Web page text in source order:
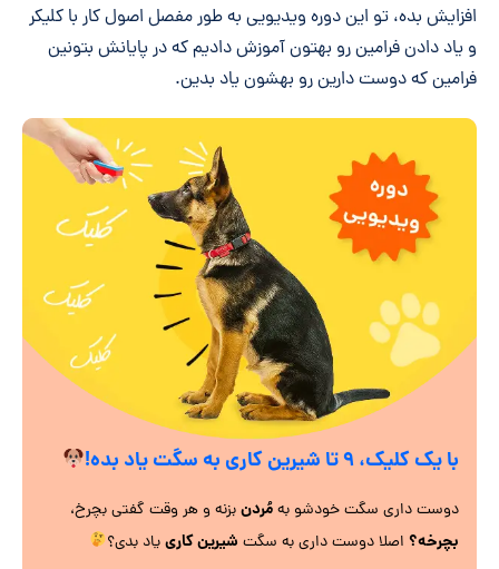
افزایش بده، تو این دوره ویدیویی به طور مفصل اصول کار با کلیکر
و یاد دادن فرامین رو بهتون آموزش دادیم که در پایانش بتونین
فرامین که دوست دارین رو بهشون یاد بدین.
با یک کلیک، ۹ تا شیرین کاری به سگت یاد بده!
دوست داری سگت خودشو بهمُردنبزنه و هر وقت گفتی بچرخ،
بچرخه؟ اصلا دوست داری به سگت شیرین کارییاد بدی؟